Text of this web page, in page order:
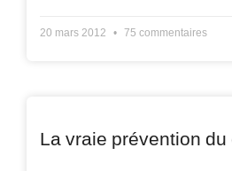
20 mars 2012 75 commentaires
La vraie prévention